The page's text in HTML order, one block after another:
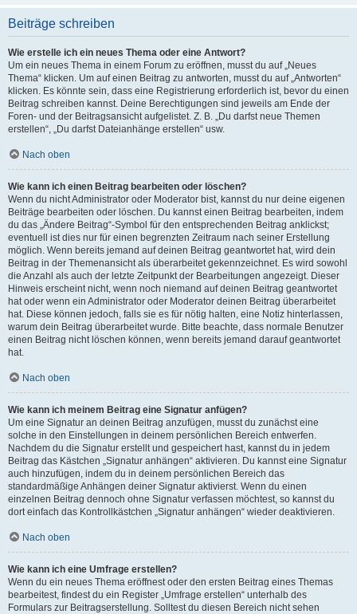
Beiträge schreiben
Wie erstelle ich ein neues Thema oder eine Antwort?
Um ein neues Thema in einem Forum zu eröffnen, musst du auf „Neues
Thema“ klicken. Um auf einen Beitrag zu antworten, musst du auf „Antworten“
klicken. Es könnte sein, dass eine Registrierung erforderlich ist, bevor du einen
Beitrag schreiben kannst. Deine Berechtigungen sind jeweils am Ende der
Foren- und der Beitragsansicht aufgelistet. Z. B. „Du darfst neue Themen
erstellen“, „Du darfst Dateianhänge erstellen“ usw.
Nach oben
Wie kann ich einen Beitrag bearbeiten oder löschen?
Wenn du nicht Administrator oder Moderator bist, kannst du nur deine eigenen
Beiträge bearbeiten oder löschen. Du kannst einen Beitrag bearbeiten, indem
du das „Ändere Beitrag“-Symbol für den entsprechenden Beitrag anklickst;
eventuell ist dies nur für einen begrenzten Zeitraum nach seiner Erstellung
möglich. Wenn bereits jemand auf deinen Beitrag geantwortet hat, wird dein
Beitrag in der Themenansicht als überarbeitet gekennzeichnet. Es wird sowohl
die Anzahl als auch der letzte Zeitpunkt der Bearbeitungen angezeigt. Dieser
Hinweis erscheint nicht, wenn noch niemand auf deinen Beitrag geantwortet
hat oder wenn ein Administrator oder Moderator deinen Beitrag überarbeitet
hat. Diese können jedoch, falls sie es für nötig halten, eine Notiz hinterlassen,
warum dein Beitrag überarbeitet wurde. Bitte beachte, dass normale Benutzer
einen Beitrag nicht löschen können, wenn bereits jemand darauf geantwortet
hat.
Nach oben
Wie kann ich meinem Beitrag eine Signatur anfügen?
Um eine Signatur an deinen Beitrag anzufügen, musst du zunächst eine
solche in den Einstellungen in deinem persönlichen Bereich entwerfen.
Nachdem du die Signatur erstellt und gespeichert hast, kannst du in jedem
Beitrag das Kästchen „Signatur anhängen“ aktivieren. Du kannst eine Signatur
auch hinzufügen, indem du in deinem persönlichen Bereich das
standardmäßige Anhängen deiner Signatur aktivierst. Wenn du einen
einzelnen Beitrag dennoch ohne Signatur verfassen möchtest, so kannst du
dort einfach das Kontrollkästchen „Signatur anhängen“ wieder deaktivieren.
Nach oben
Wie kann ich eine Umfrage erstellen?
Wenn du ein neues Thema eröffnest oder den ersten Beitrag eines Themas
bearbeitest, findest du ein Register „Umfrage erstellen“ unterhalb des
Formulars zur Beitragserstellung. Solltest du diesen Bereich nicht sehen